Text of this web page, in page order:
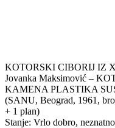
KOTORSKI CIBORIJ IZ
Jovanka Maksimović –
KAMENA PLASTIKA
(SANU, Beograd, 1961,
+ 1 plan)
Stanje: Vrlo dobro,